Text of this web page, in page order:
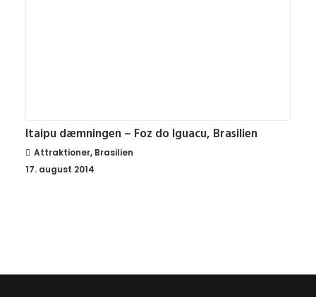
Itaipu dæmningen – Foz do Iguacu, Brasilien
Attraktioner, Brasilien
17. august 2014